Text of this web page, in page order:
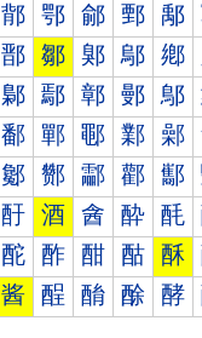
鄁 鄂 鄃 鄄 鄅
鄑 鄒 鄓 鄔 鄕
鄡 鄢 鄣 鄤 鄥
鄱 鄲 鄳 鄴 鄵
酁 酂 酃 酄 酅
酑 酒 酓 酔 酕
酡 酢 酣 酤 酥
酱 酲 酳 酴 酵